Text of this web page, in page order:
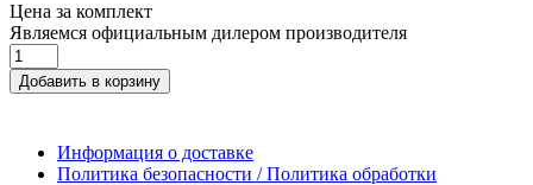
Цена за комплект
Являемся официальным дилером производителя
Добавить в корзину
Информация о доставке
Политика безопасности / Политика обработки